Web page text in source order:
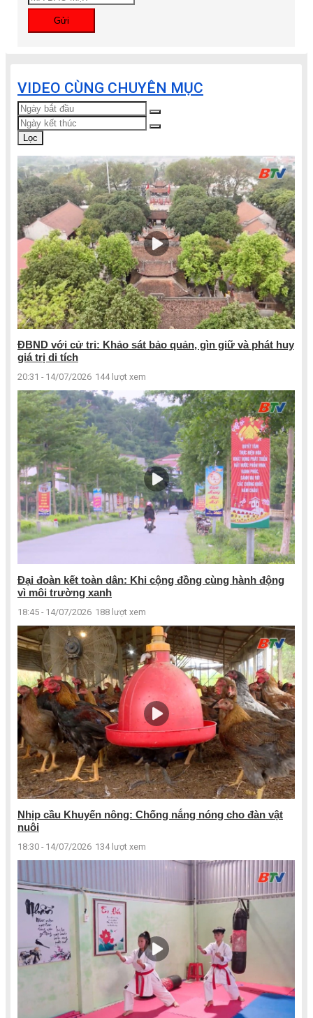
Gửi
VIDEO CÙNG CHUYÊN MỤC
Lọc
ĐBND với cử tri: Khảo sát bảo quản, gìn giữ và phát huy
giá trị di tích
20:31 - 14/07/2026 144 lượt xem
Đại đoàn kết toàn dân: Khi cộng đồng cùng hành động
vì môi trường xanh
18:45 - 14/07/2026 188 lượt xem
Nhịp cầu Khuyến nông: Chống nắng nóng cho đàn vật
nuôi
18:30 - 14/07/2026 134 lượt xem